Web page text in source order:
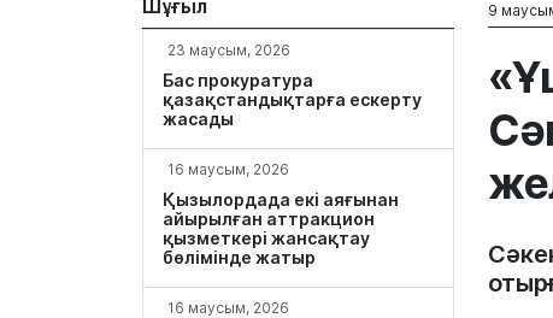
Шұғыл
23 маусым, 2026
Бас прокуратура
қазақстандықтарға ескерту
жасады
16 маусым, 2026
Қызылордада екі аяғынан
айырылған аттракцион
қызметкері жансақтау
бөлімінде жатыр
16 маусым, 2026
9